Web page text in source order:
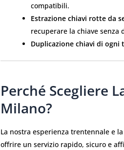
compatibili.
Estrazione chiavi rotte da
recuperare la chiave senza
Duplicazione chiavi di ogni
Perché Scegliere
Milano?
La nostra esperienza trentennale e
offrire un servizio rapido, sicuro e